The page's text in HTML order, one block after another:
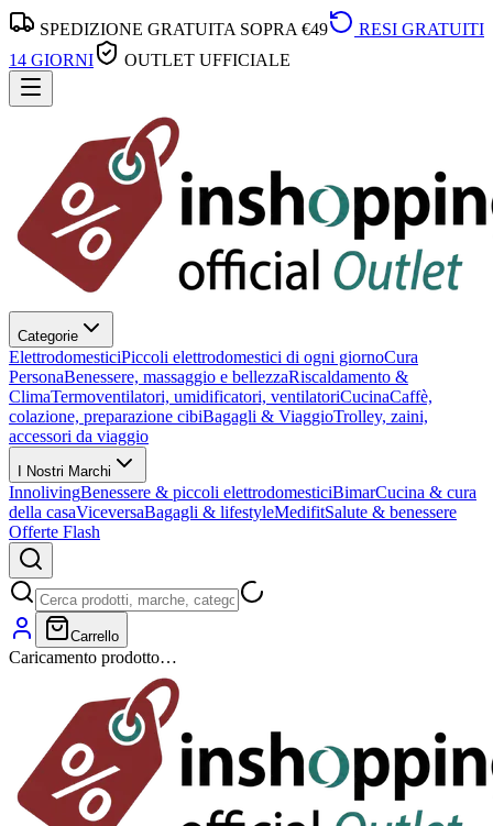
SPEDIZIONE GRATUITA SOPRA €49
RESI GRATUITI
14 GIORNI
OUTLET UFFICIALE
Categorie
ElettrodomesticiPiccoli elettrodomestici di ogni giornoCura
PersonaBenessere, massaggio e bellezzaRiscaldamento &
ClimaTermoventilatori, umidificatori, ventilatoriCucinaCaffè,
colazione, preparazione cibiBagagli & ViaggioTrolley, zaini,
accessori da viaggio
I Nostri Marchi
InnolivingBenessere & piccoli elettrodomesticiBimarCucina & cura
della casaViceversaBagagli & lifestyleMedifitSalute & benessere
Offerte Flash
Carrello
Caricamento prodotto…